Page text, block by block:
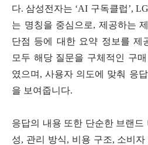
다. 삼성전자는 ‘AI 구독클럽’,
는 명칭을 중심으로, 제공하는
단점 등에 대한 요약 정보를 제
모두 해당 질문을 구체적인 구
였으며, 사용자 의도에 맞춰 응
을 보여줍니다.
응답의 내용 또한 단순한 브랜드
성, 관리 방식, 비용 구조, 소비